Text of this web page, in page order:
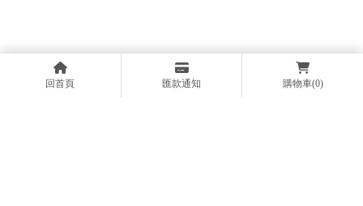
回首頁 匯款通知 購物車(0)